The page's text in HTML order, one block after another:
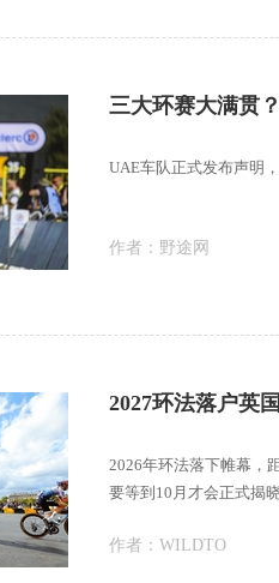
三大环赛大满贯
UAE车队正式发布声明
作者： 野途网
2027环法落户英
2026年环法落下帷幕，
要等到10月才会正式揭
作者： WILDTO